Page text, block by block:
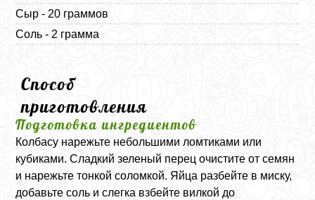
Сыр - 20 граммов
Соль - 2 грамма
Способ
приготовления
Подготовка ингредиентов
Колбасу нарежьте небольшими ломтиками или
кубиками. Сладкий зеленый перец очистите от семян
и нарежьте тонкой соломкой. Яйца разбейте в миску,
добавьте соль и слегка взбейте вилкой до